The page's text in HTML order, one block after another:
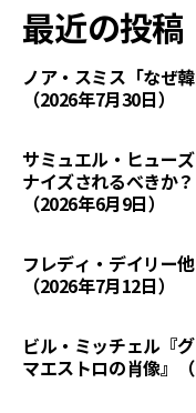
最近の投稿
ノア・スミス「なぜ
（2026年7月30日）
サミュエル・ヒュー
ナイズされるべきか
（2026年6月9日）
フレディ・デイリー
（2026年7月12日）
ビル・ミッチェル『
マエストロの肖像』